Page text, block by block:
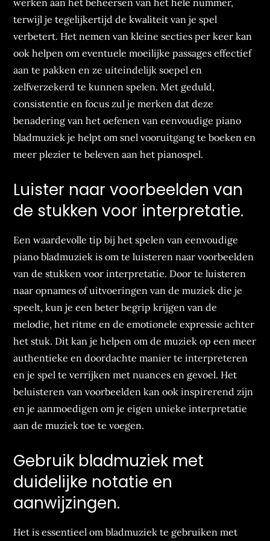
werken aan het beheersen van het hele nummer,
terwijl je tegelijkertijd de kwaliteit van je spel
verbetert. Het nemen van kleine secties per keer kan
ook helpen om eventuele moeilijke passages effectief
aan te pakken en ze uiteindelijk soepel en
zelfverzekerd te kunnen spelen. Met geduld,
consistentie en focus zul je merken dat deze
benadering van het oefenen van eenvoudige piano
bladmuziek je helpt om snel vooruitgang te boeken en
meer plezier te beleven aan het pianospel.
Luister naar voorbeelden van
de stukken voor interpretatie.
Een waardevolle tip bij het spelen van eenvoudige
piano bladmuziek is om te luisteren naar voorbeelden
van de stukken voor interpretatie. Door te luisteren
naar opnames of uitvoeringen van de muziek die je
speelt, kun je een beter begrip krijgen van de
melodie, het ritme en de emotionele expressie achter
het stuk. Dit kan je helpen om de muziek op een meer
authentieke en doordachte manier te interpreteren
en je spel te verrijken met nuances en gevoel. Het
beluisteren van voorbeelden kan ook inspirerend zijn
en je aanmoedigen om je eigen unieke interpretatie
aan de muziek toe te voegen.
Gebruik bladmuziek met
duidelijke notatie en
aanwijzingen.
Het is essentieel om bladmuziek te gebruiken met